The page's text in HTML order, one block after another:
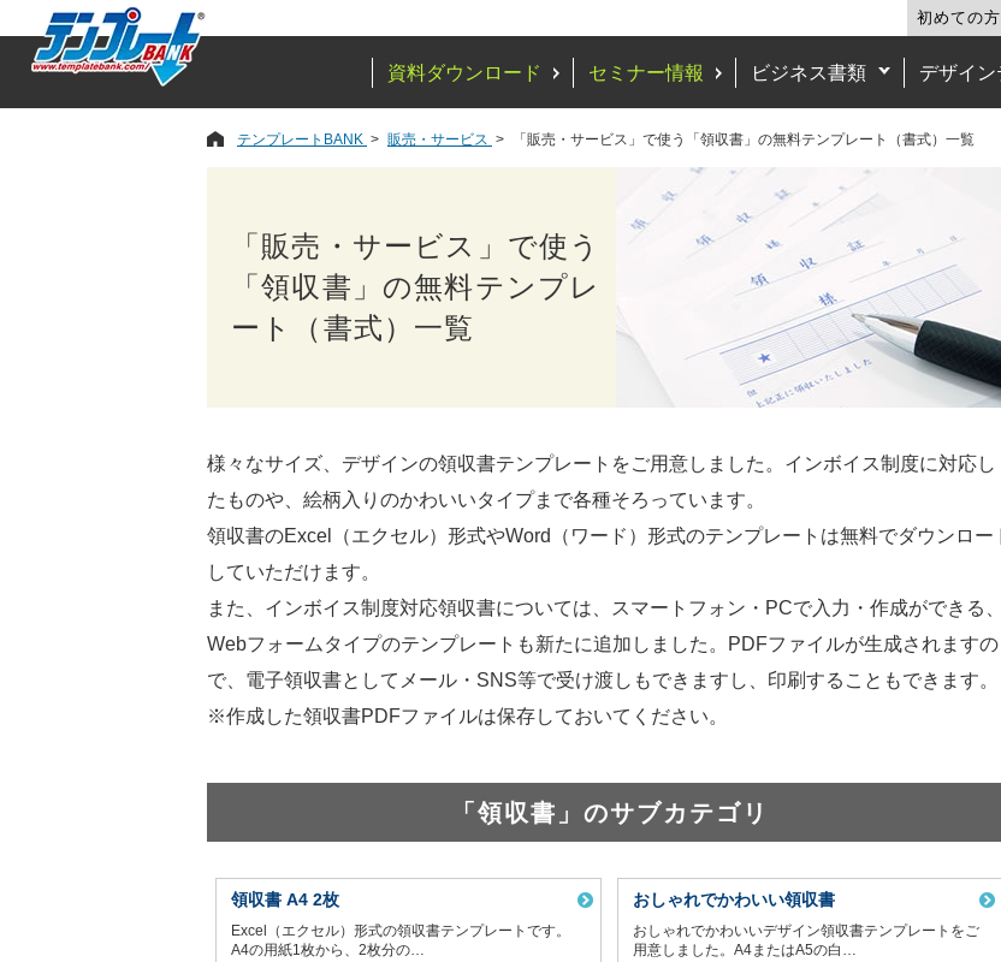
初めての
資料ダウンロード セミナー情報 ビジネス書類 デザイン
テンプレートBANK 販売・サービス 「販売・サービス」で使う「領収書」の無料テンプレート（書式）一覧
「販売・サービス」で使う
「領収書」の無料テンプレ
ート（書式）一覧
様々なサイズ、デザインの領収書テンプレートをご用意しました。インボイス制度に対応し
たものや、絵柄入りのかわいいタイプまで各種そろっています。
領収書のExcel（エクセル）形式やWord（ワード）形式のテンプレートは無料でダウンロー
していただけます。
また、インボイス制度対応領収書については、スマートフォン・PCで入力・作成ができる、
Webフォームタイプのテンプレートも新たに追加しました。PDFファイルが生成されますの
で、電子領収書としてメール・SNS等で受け渡しもできますし、印刷することもできます。
※作成した領収書PDFファイルは保存しておいてください。
「領収書」のサブカテゴリ
領収書 A4 2枚
Excel（エクセル）形式の領収書テンプレートです。
A4の用紙1枚から、2枚分の…
おしゃれでかわいい領収書
おしゃれでかわいいデザイン領収書テンプレートをご
用意しました。A4またはA5の白…